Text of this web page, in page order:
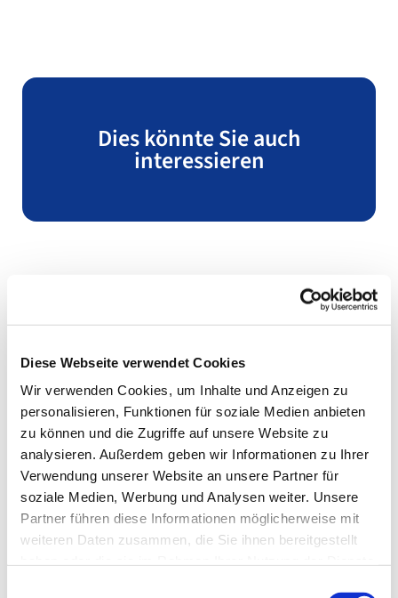
Diese Webseite verwendet Cookies
Wir verwenden Cookies, um Inhalte und Anzeigen zu
personalisieren, Funktionen für soziale Medien anbieten
zu können und die Zugriffe auf unsere Website zu
analysieren. Außerdem geben wir Informationen zu Ihrer
Verwendung unserer Website an unsere Partner für
soziale Medien, Werbung und Analysen weiter. Unsere
Partner führen diese Informationen möglicherweise mit
weiteren Daten zusammen, die Sie ihnen bereitgestellt
Dies könnte Sie auch
interessieren